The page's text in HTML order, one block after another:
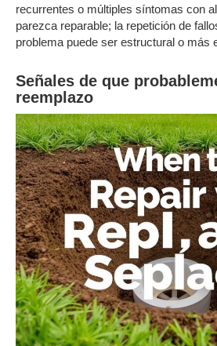
recurrentes o múltiples síntomas con
parezca reparable; la repetición de
problema puede ser estructural o más
Señales de que
reemplazo